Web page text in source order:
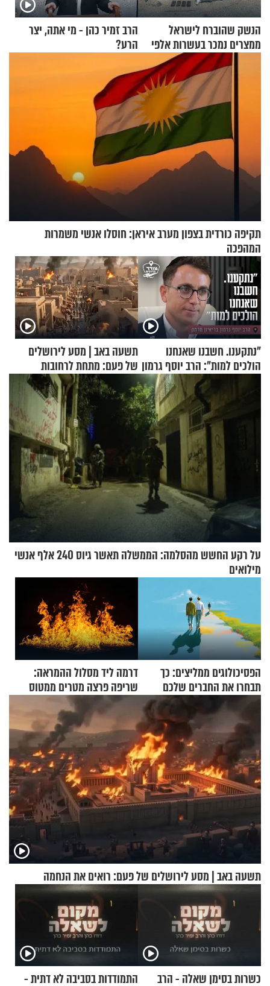
הנשק שהוברח לישראל
ממצרים נמכר בעשרות אלפי
הרב זמיר כהן - מי אתה, יצר
הרע?
תקיפה כורדית בצפון מערב איראן: חוסלו אנשי משמרות
המהפכה
"נתקענו. חשבנו שאנחנו
הולכים למות": הרב יוסף גרמון
בריאיון מרתק
תשעה באב | מסע לירושלים
של פעם: מתחת לרחובות
ירושלים
על רקע החשש מהסלמה: הממשלה תאשר גיוס 240 אלף אנשי
מילואים
הפסיכולוגים ממליצים: כך
תבחרו את החברים שלכם
בחיים
דרמה ליד מסלול ההמראה:
שריפה פרצה מטרים ממטוס
מלא בנוסעים
תשעה באב | מסע לירושלים של פעם: רואים את הנחמה
כשרות בסימן שאלה - הרב
התמודדות בסביבה לא דתית -